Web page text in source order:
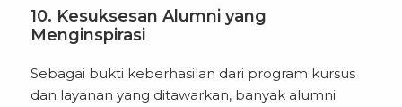
10. Kesuksesan Alumni yang
Menginspirasi
Sebagai bukti keberhasilan dari program kursus
dan layanan yang ditawarkan, banyak alumni